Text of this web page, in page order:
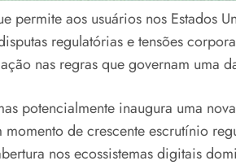
aos usuários nos Estados
regulatórias e tensões
nas regras que governam uma
potencialmente inaugura uma
de crescente escrutínio
nos ecossistemas digitais